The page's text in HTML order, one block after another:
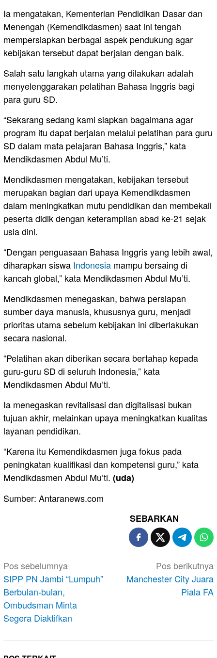
Ia mengatakan, Kementerian Pendidikan Dasar dan
Menengah (Kemendikdasmen) saat ini tengah
mempersiapkan berbagai aspek pendukung agar
kebijakan tersebut dapat berjalan dengan baik.
Salah satu langkah utama yang dilakukan adalah
menyelenggarakan pelatihan Bahasa Inggris bagi
para guru SD.
“Sekarang sedang kami siapkan bagaimana agar
program itu dapat berjalan melalui pelatihan para guru
SD dalam mata pelajaran Bahasa Inggris,” kata
Mendikdasmen Abdul Mu’ti.
Mendikdasmen mengatakan, kebijakan tersebut
merupakan bagian dari upaya Kemendikdasmen
dalam meningkatkan mutu pendidikan dan membekali
peserta didik dengan keterampilan abad ke-21 sejak
usia dini.
“Dengan penguasaan Bahasa Inggris yang lebih awal,
diharapkan siswa Indonesia mampu bersaing di
kancah global,” kata Mendikdasmen Abdul Mu’ti.
Mendikdasmen menegaskan, bahwa persiapan
sumber daya manusia, khususnya guru, menjadi
prioritas utama sebelum kebijakan ini diberlakukan
secara nasional.
“Pelatihan akan diberikan secara bertahap kepada
guru-guru SD di seluruh Indonesia,” kata
Mendikdasmen Abdul Mu’ti.
Ia menegaskan revitalisasi dan digitalisasi bukan
tujuan akhir, melainkan upaya meningkatkan kualitas
layanan pendidikan.
“Karena itu Kemendikdasmen juga fokus pada
peningkatan kualifikasi dan kompetensi guru,” kata
Mendikdasmen Abdul Mu’ti. (uda)
Sumber: Antaranews.com
SEBARKAN
Navigasi
pos
Pos sebelumnya
SIPP PN Jambi “Lumpuh”
Berbulan-bulan,
Ombudsman Minta
Segera Diaktifkan
Pos berikutnya
Manchester City Juara
Piala FA